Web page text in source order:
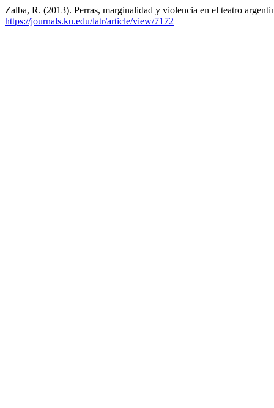
Zalba, R. (2013). Perras, marginalidad y violencia en el teatro
https://journals.ku.edu/latr/article/view/7172